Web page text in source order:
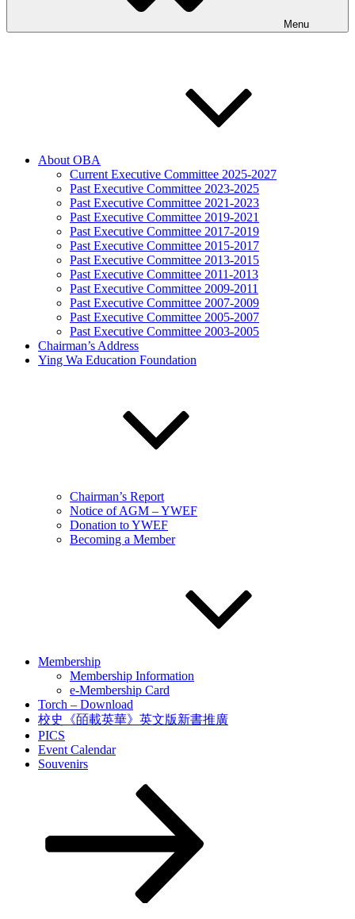
Menu
About OBA
Current Executive Committee 2025-2027
Past Executive Committee 2023-2025
Past Executive Committee 2021-2023
Past Executive Committee 2019-2021
Past Executive Committee 2017-2019
Past Executive Committee 2015-2017
Past Executive Committee 2013-2015
Past Executive Committee 2011-2013
Past Executive Committee 2009-2011
Past Executive Committee 2007-2009
Past Executive Committee 2005-2007
Past Executive Committee 2003-2005
Chairman’s Address
Ying Wa Education Foundation
Chairman’s Report
Notice of AGM – YWEF
Donation to YWEF
Becoming a Member
Membership
Membership Information
e-Membership Card
Torch – Download
校史《皕載英華》英文版新書推廣
PICS
Event Calendar
Souvenirs